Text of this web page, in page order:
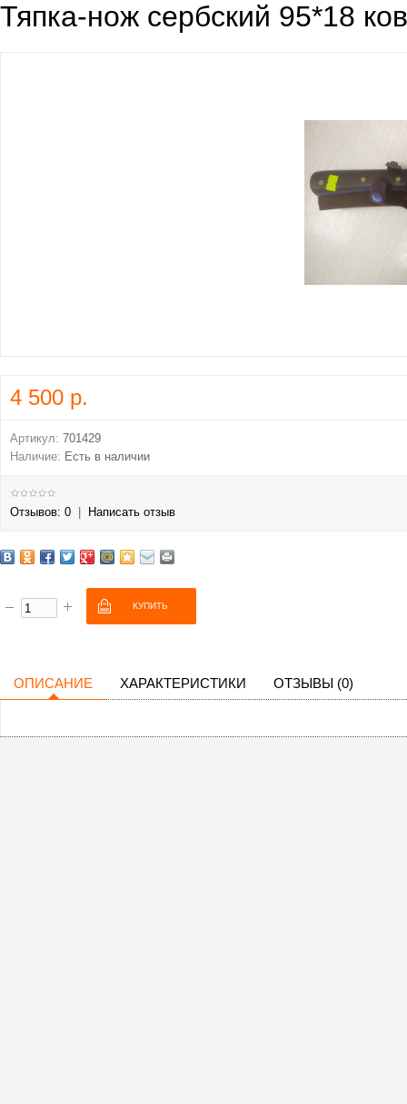
Тяпка-нож сербский 95*18
4 500 р.
Артикул: 701429
Наличие: Есть в наличии
Отзывов: 0 Написать отзыв
ОПИСАНИЕ ХАРАКТЕРИСТИКИ ОТЗЫВЫ (0)